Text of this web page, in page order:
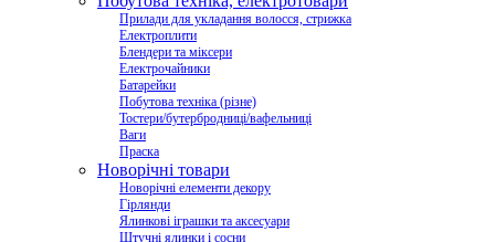
Прилади для укладання волосся, стрижка
Електроплити
Блендери та міксери
Електрочайники
Батарейки
Побутова техніка (різне)
Тостери/бутербродниці/вафельниці
Ваги
Праска
Новорічні товари
Новорічні елементи декору
Гірлянди
Ялинкові іграшки та аксесуари
Штучні ялинки і сосни